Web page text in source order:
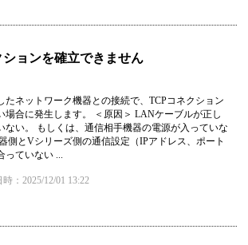
ョンを確立できません
たネットワーク機器との接続で、TCPコネクション
ます。 ＜原因＞ LANケーブルが正し
ない。 もしくは、通信相手機器の電源が入っていな
番号など）が合っていない ...
：2025/12/01 13:22